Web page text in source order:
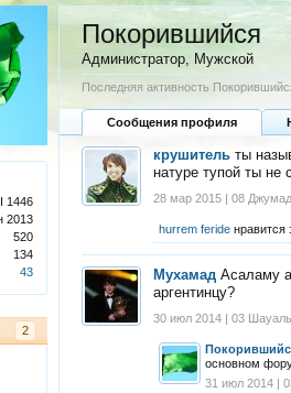
1446
2013
520
134
43
2
Покорившийся
Администратор , Мужской
Последняя активность
Сообщения профиля
крушитель ты
натуре тупой ты
28 мар 2015 | 08
hurrem feride нравится
Мухамад Асаламу
аргентинцу?
30 июл 2014 | 03
основном
31 июл 2014 |